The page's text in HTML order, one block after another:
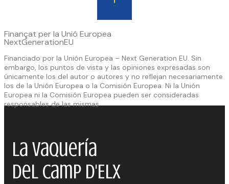
Finançat per la Unió Europea
NextGenerationEU
Financiado por la Unión Europea – Next Generation EU. Sin
embargo, los puntos de vista y las opiniones expresadas son
únicamente los del autor o autores y no reflejan necesariamente
los de la Unión Europea o la Comisión Europea. Ni la Unión
Europea ni la Comisión Europea pueden ser consideradas
responsables de las mismas
La Vaquería
del Camp d'Elx